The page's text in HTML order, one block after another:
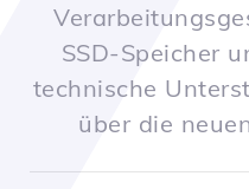
SSD-Speicher
technische
über die